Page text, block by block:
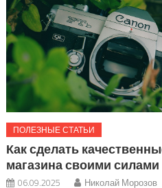
ПОЛЕЗНЫЕ СТАТЬИ
Как сделать
магазина своими силами
06.09.2025 Николай Морозов